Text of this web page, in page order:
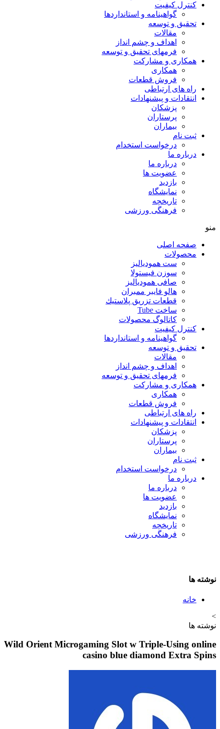
کنترل کیفیت
گواهينامه و استانداردها
تحقيق و توسعه
مقالات
اهداف و چشم انداز
فرمهای تحقیق و توسعه
همکاری و مشارکت
همکاری
فروش قطعات
راه های ارتباطی
انتقادات و پيشنهادات
پزشكان
پرستاران
بيماران
ثبت نام
درخواست استخدام
درباره ما
درباره ما
عضویت ها
بازدید
نمایشگاه
تاريخچه
فرهنگی ورزشی
منو
صفحه اصلی
محصولات
ست همودیالیز
سوزن فیستولا
صافی همودیالیز
هالو فایبر ممبران
قطعات تزريق پلاستيك
ساخت Tube
کاتالوگ محصولات
کنترل کیفیت
گواهينامه و استانداردها
تحقيق و توسعه
مقالات
اهداف و چشم انداز
فرمهای تحقیق و توسعه
همکاری و مشارکت
همکاری
فروش قطعات
راه های ارتباطی
انتقادات و پيشنهادات
پزشكان
پرستاران
بيماران
ثبت نام
درخواست استخدام
درباره ما
درباره ما
عضویت ها
بازدید
نمایشگاه
تاريخچه
فرهنگی ورزشی
نوشته ها
خانه
>
نوشته ها
Wild Orient Microgaming Slot w Triple-Using online
casino blue diamond Extra Spins